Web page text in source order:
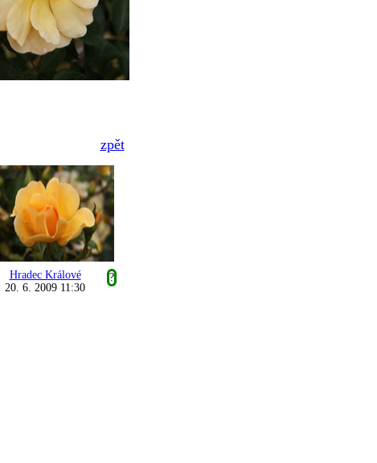
zpět
Hradec Králové
?
20. 6. 2009 11:30